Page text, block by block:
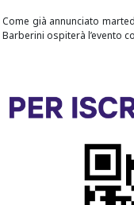
Come già annunciato
Barberini ospiterà l’evento